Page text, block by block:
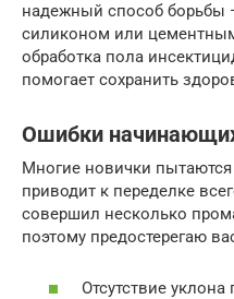
надежный способ борьбы
силиконом или
обработка пола
помогает сохранить
Ошибки
Многие новички пытаются
приводит к переделке
совершил несколько
поэтому предостерегаю
Отсутствие уклона